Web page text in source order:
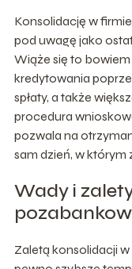
Konsolidację w
pod uwagę jako
Wiąże się to
kredytowania
spłaty, a także
procedura
pozwala na
sam dzień, w którym
Wady i
Zaletą konsolidacji